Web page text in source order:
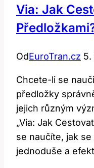
Via: Jak
OdEuroTran.cz 5.
Chcete-li se
předložky
jejich různým
„Via: Jak
se naučíte, jak
jednoduše a